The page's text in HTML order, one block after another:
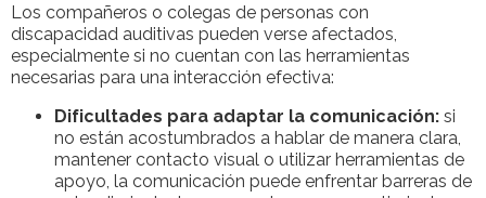
Los compañeros o colegas de personas con
discapacidad auditivas pueden verse afectados,
especialmente si no cuentan con las herramientas
necesarias para una interacción efectiva:
Dificultades para adaptar la comunicación: si
no están acostumbrados a hablar de manera clara,
mantener contacto visual o utilizar herramientas de
apoyo, la comunicación puede enfrentar barreras de